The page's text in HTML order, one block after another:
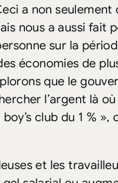
a non seulement
nous a aussi fait
sur la
économies de
que le
l’argent là
club du 1 % »,
et les